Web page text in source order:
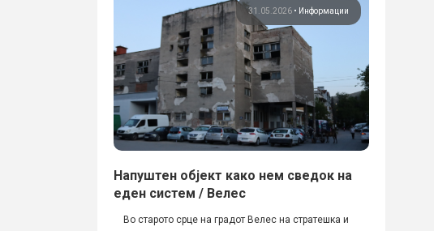
31.05.2026 • Информации
Напуштен објект како нем сведок на
еден систем / Велес
Во старото срце на градот Велес на стратешка и